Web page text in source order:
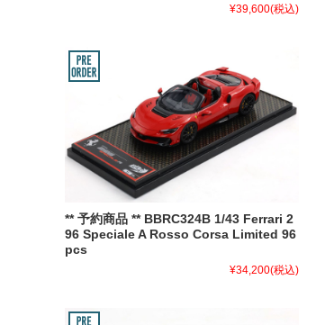
¥39,600(税込)
** 予約商品 ** BBRC324B 1/43 Ferrari 2
96 Speciale A Rosso Corsa Limited 96
pcs
¥34,200(税込)